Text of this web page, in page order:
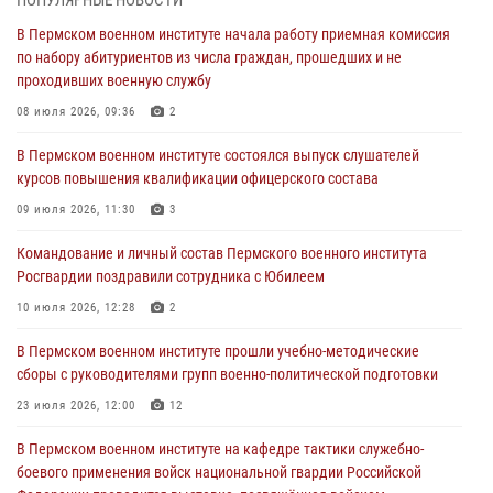
Командование и личный состав Пермского военного института
Росгвардии поздравили сотрудника с Юбилеем
10 июля 2026, 12:28 2
курсов повышения квалификации офицерского состава
09 июля 2026, 11:30 3
по набору абитуриентов из числа граждан, прошедших и не
проходивших военную службу
08 июля 2026, 09:36 2
Военнослужащие Пермского военного института приняли участие в
чемпионате войск национальной гвардии Российской Федерации по
В Росгвардии определили лучших специалистов продовольственной
В Пермском военном институте начала работу приемная комиссия
по набору абитуриентов из числа граждан, прошедших и не
проходивших военную службу
08 июля 2026, 09:36 2
В Пермском военном институте состоялся выпуск слушателей
курсов повышения квалификации офицерского состава
09 июля 2026, 11:30 3
Командование и личный состав Пермского военного института
Росгвардии поздравили сотрудника с Юбилеем
10 июля 2026, 12:28 2
В Пермском военном институте прошли учебно-методические
сборы с руководителями групп военно-политической подготовки
23 июля 2026, 12:00 12
В Пермском военном институте на кафедре тактики служебно-
боевого применения войск национальной гвардии Российской